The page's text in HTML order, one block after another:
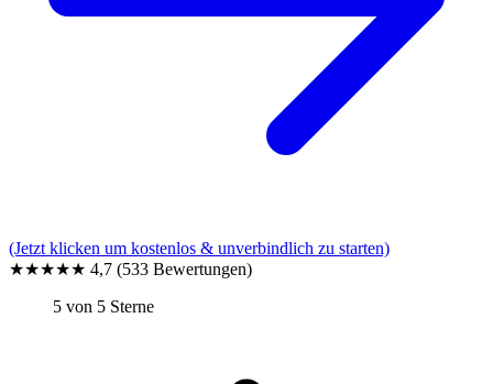
(Jetzt klicken um kostenlos & unverbindlich zu starten)
★★★★★ 4,7 (533 Bewertungen)
5 von 5 Sterne